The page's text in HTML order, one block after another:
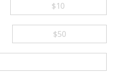
⁦$10⁩
⁦$50⁩